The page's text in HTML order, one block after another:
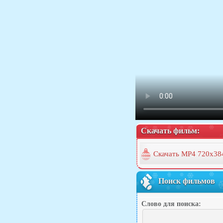
Скачать фильм:
Скачать MP4
Поиск фильмов
Слово для поиска: